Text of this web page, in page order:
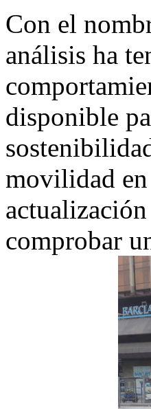
Con el
análisis ha
disponible
movilidad
comprobar